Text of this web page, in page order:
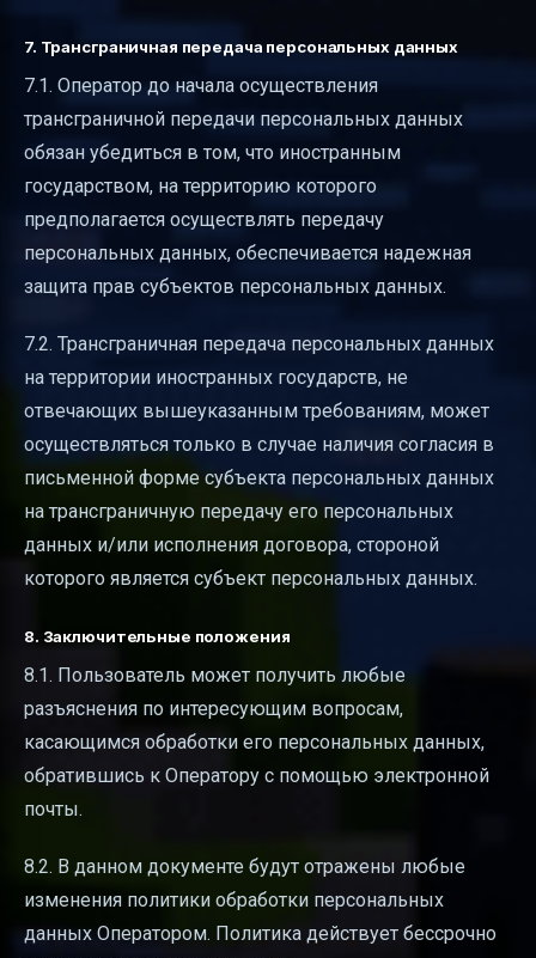
7. Трансграничная передача персональных данных
7.1. Оператор до начала осуществления
трансграничной передачи персональных данных
обязан убедиться в том, что иностранным
государством, на территорию которого
предполагается осуществлять передачу
персональных данных, обеспечивается надежная
защита прав субъектов персональных данных.
7.2. Трансграничная передача персональных данных
на территории иностранных государств, не
отвечающих вышеуказанным требованиям, может
осуществляться только в случае наличия согласия в
письменной форме субъекта персональных данных
на трансграничную передачу его персональных
данных и/или исполнения договора, стороной
которого является субъект персональных данных.
8. Заключительные положения
8.1. Пользователь может получить любые
разъяснения по интересующим вопросам,
касающимся обработки его персональных данных,
обратившись к Оператору с помощью электронной
почты.
8.2. В данном документе будут отражены любые
изменения политики обработки персональных
данных Оператором. Политика действует бессрочно